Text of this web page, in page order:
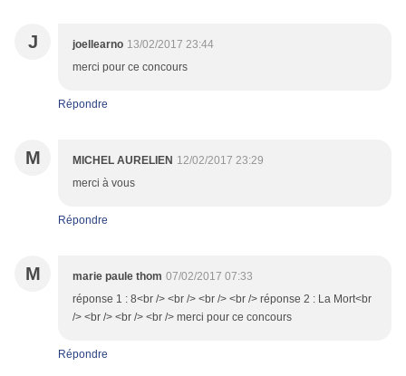
J joellearno 13/02/2017 23:44
merci pour ce concours
Répondre
M MICHEL AURELIEN 12/02/2017 23:29
merci à vous
Répondre
M marie paule thom 07/02/2017 07:33
réponse 1 : 8<br /> <br /> <br /> <br /> réponse 2 : La Mort<br
/> <br /> <br /> <br /> merci pour ce concours
Répondre